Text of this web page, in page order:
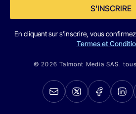
S'INSCRIRE
En cliquant sur s'inscrire, vous
Termes et
© 2026 Talmont Media SAS.